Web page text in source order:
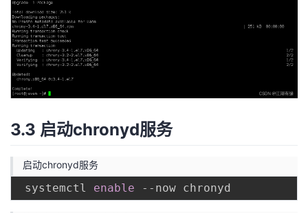
3.3 启动chronyd服务
启动chronyd服务
systemctl enable